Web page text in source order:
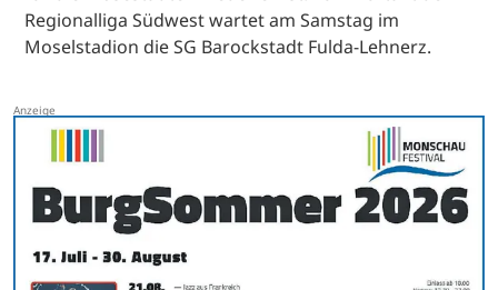
Regionalliga Südwest wartet am Samstag im
Moselstadion die SG Barockstadt Fulda-Lehnerz.